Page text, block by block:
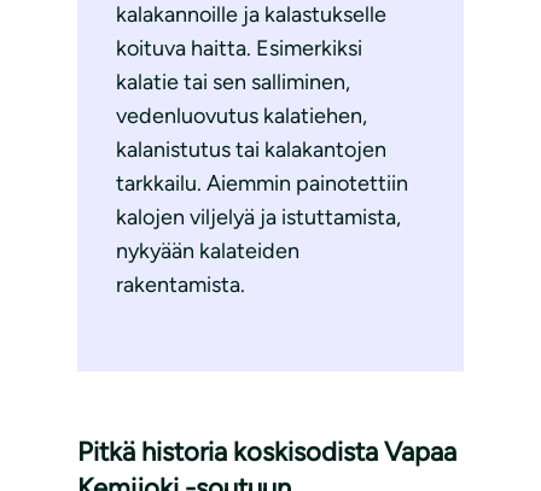
kalakannoille ja kalastukselle
koituva haitta. Esimerkiksi
kalatie tai sen salliminen,
vedenluovutus kalatiehen,
kalanistutus tai kalakantojen
tarkkailu. Aiemmin painotettiin
kalojen viljelyä ja istuttamista,
nykyään kalateiden
rakentamista.
Pitkä historia koskisodista Vapaa